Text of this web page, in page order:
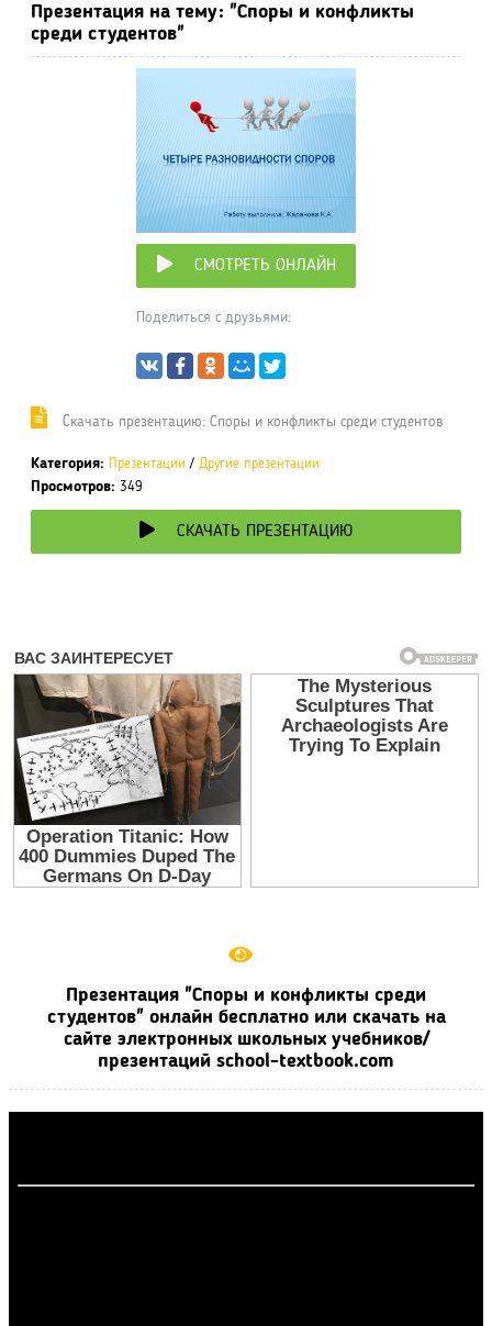
Презентация на тему: "Споры и конфликты
среди студентов"
СМОТРЕТЬ ОНЛАЙН
Поделиться с друзьями:
Cкачать презентацию: Споры и конфликты среди студентов
Категория: Презентации / Другие презентации
Просмотров: 349
СКАЧАТЬ ПРЕЗЕНТАЦИЮ
Презентация "Споры и конфликты среди
студентов" онлайн бесплатно или скачать на
сайте электронных школьных учебников/
презентаций school-textbook.com